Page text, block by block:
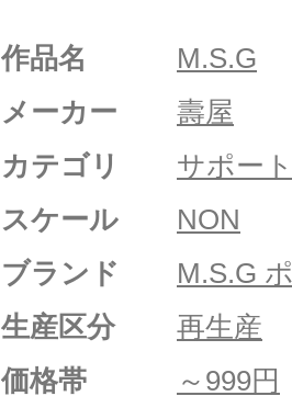
作品名
M.S.G
メーカー
壽屋
カテゴリ
サポー
スケール
NON
ブランド
M.S.G
生産区分
再生産
価格帯
～999円